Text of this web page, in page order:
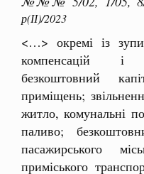
р(ІІ)/2023
<…> окремі із
компенсацій і
безкоштовний
приміщень;
житло, комунальні
паливо;
пасажирського
приміського